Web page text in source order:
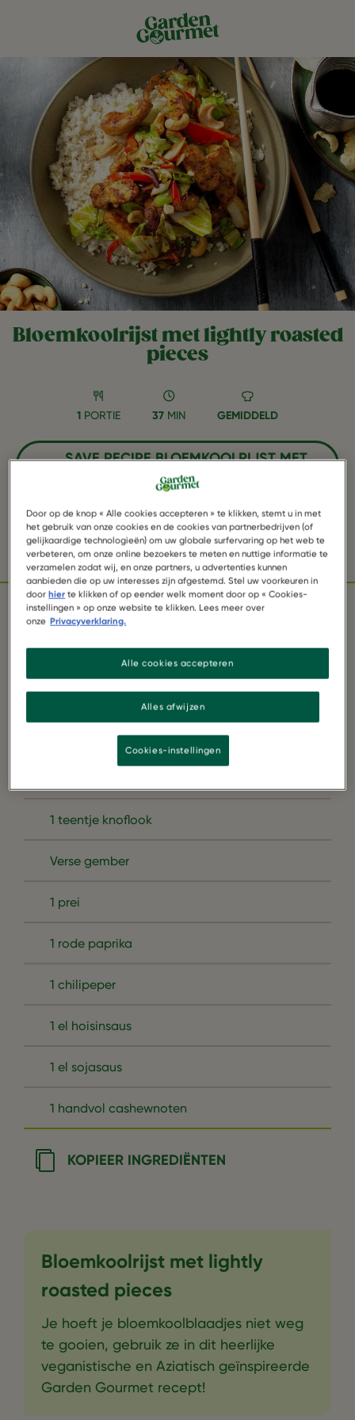
Bloemkoolrijst met lightly roasted
pieces
1 PORTIE 37 MIN GEMIDDELD
SAVE RECIPE BLOEMKOOLRIJST MET
LIGHTLY ROASTED PIECES AS
FAVORITE
FacebookTwitterWhatsApp
Email Pinterest
INGREDIËNTEN
1 pak Garden Gourmet lightly roasted pieces
1 kleine bloemkool (vol)
1 teentje knoflook
Verse gember
1 prei
1 rode paprika
1 chilipeper
1 el hoisinsaus
1 el sojasaus
1 handvol cashewnoten
KOPIEER INGREDIËNTEN
Bloemkoolrijst met lightly
roasted pieces
Je hoeft je bloemkoolblaadjes niet weg
te gooien, gebruik ze in dit heerlijke
veganistische en Aziatisch geïnspireerde
Garden Gourmet recept!
Door op de knop « Alle cookies accepteren » te klikken, stemt u in met
het gebruik van onze cookies en de cookies van partnerbedrijven (of
gelijkaardige technologieën) om uw globale surfervaring op het web te
verbeteren, om onze online bezoekers te meten en nuttige informatie te
verzamelen zodat wij, en onze partners, u advertenties kunnen
aanbieden die op uw interesses zijn afgestemd. Stel uw voorkeuren in
doorhier te klikken of op eender welk moment door op « Cookies-
instellingen » op onze website te klikken. Lees meer over
onze Privacyverklaring.
Alles afwijzen
Alle cookies accepteren
Cookies-instellingen